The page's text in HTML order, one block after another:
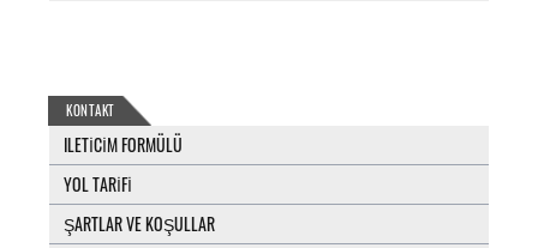
KONTAKT
ILETICIM FORMÜLÜ
YOL TARIFI
ŞARTLAR VE KOŞULLAR